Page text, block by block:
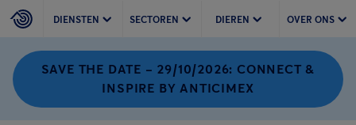
DIENSTEN SECTOREN DIEREN OVER ONS
SAVE THE DATE – 29/10/2026: CONNECT &
INSPIRE BY ANTICIMEX